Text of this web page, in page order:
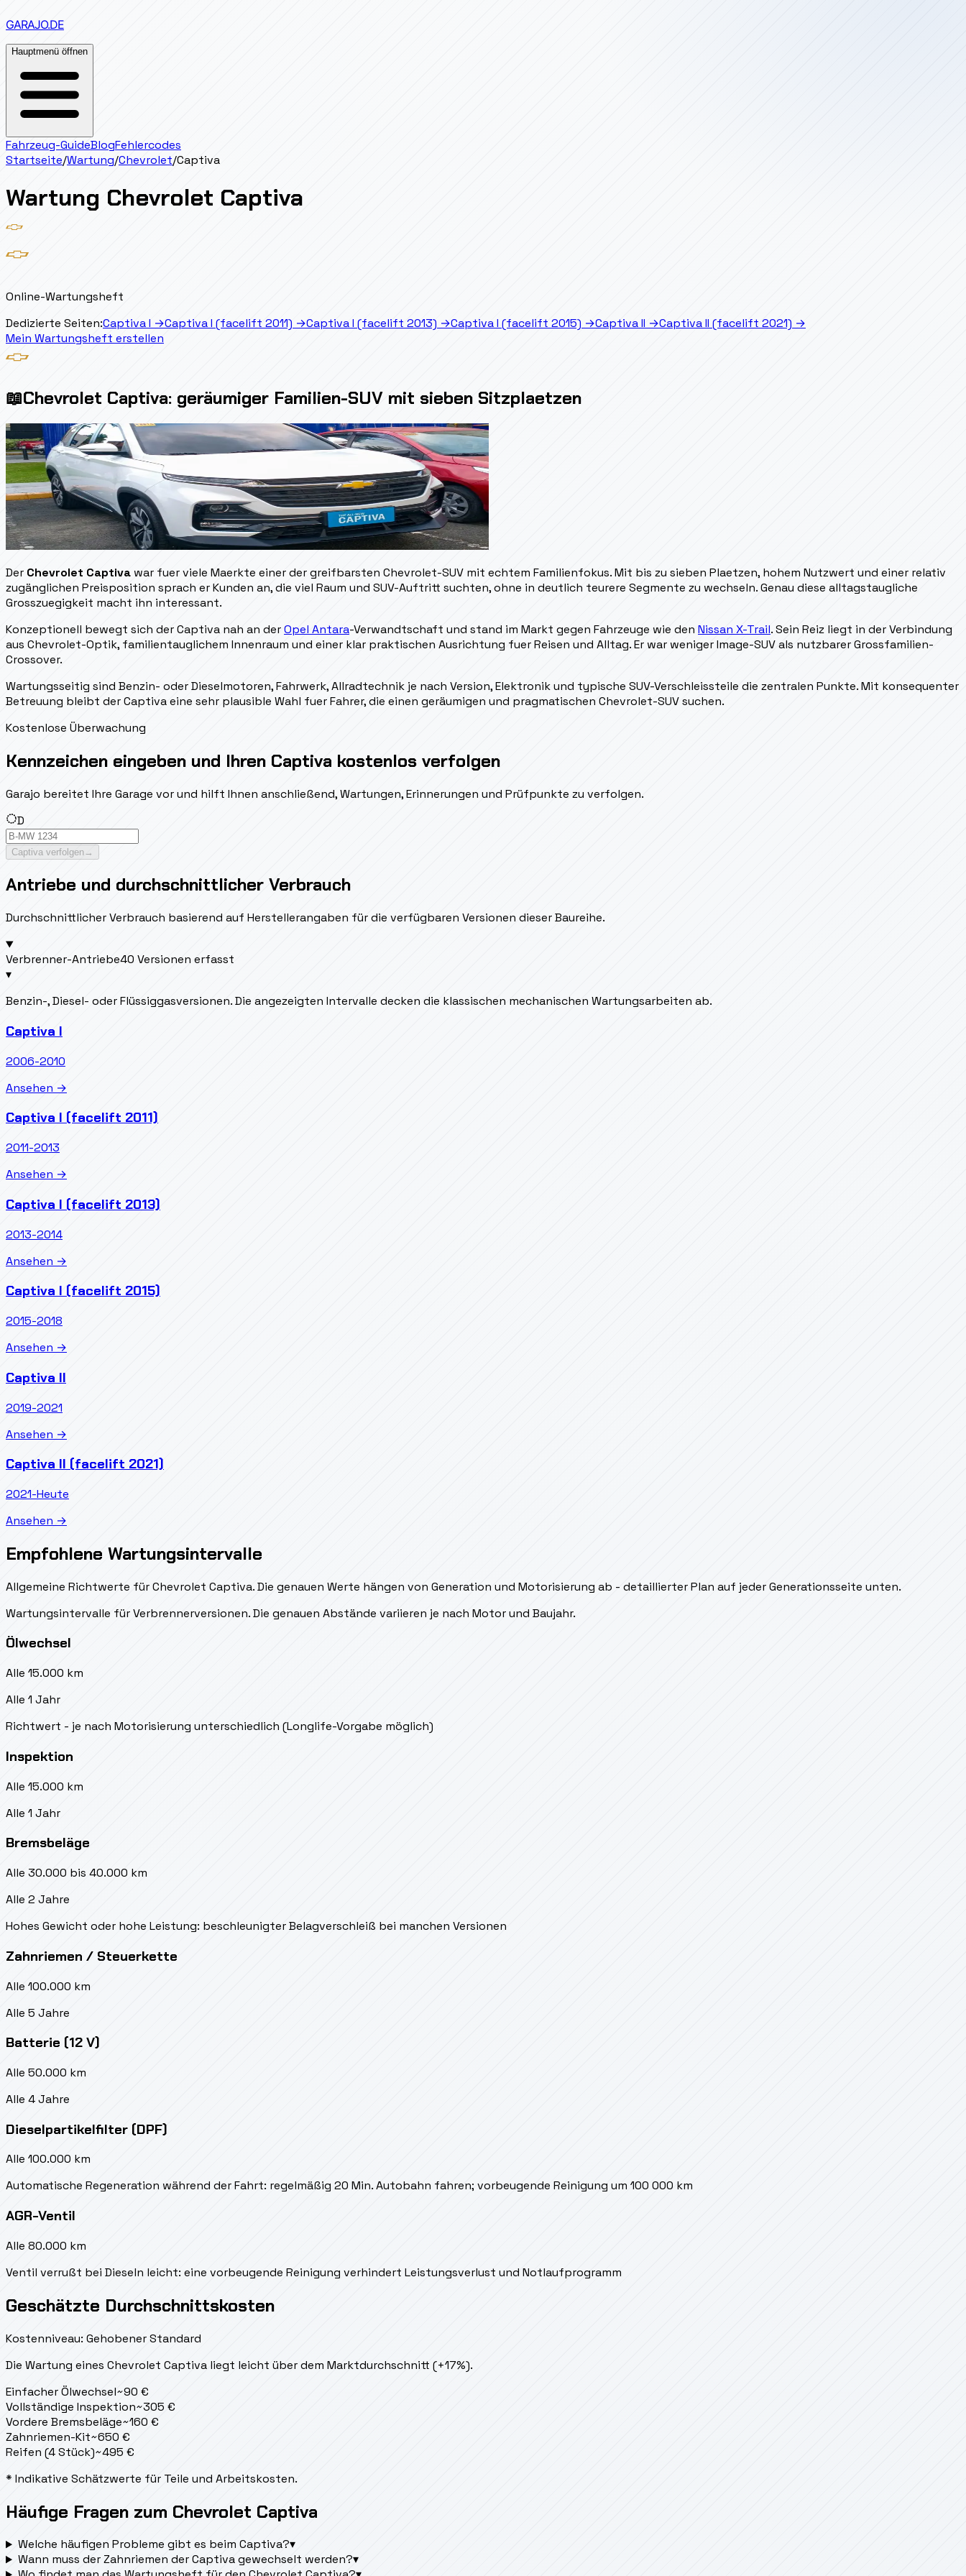
GARAJO.DE
Hauptmenü öffnen
Fahrzeug-GuideBlogFehlercodes
Startseite/Wartung/Chevrolet/Captiva
Wartung Chevrolet Captiva
Online-Wartungsheft
Dedizierte Seiten:Captiva I →Captiva I (facelift 2011) →Captiva I (facelift 2013) →Captiva I (facelift 2015) →Captiva II →Captiva II (facelift 2021) →
Mein Wartungsheft erstellen
📖Chevrolet Captiva: geräumiger Familien-SUV mit sieben Sitzplaetzen
Der Chevrolet Captiva war fuer viele Maerkte einer der greifbarsten Chevrolet-SUV mit echtem Familienfokus. Mit bis zu sieben Plaetzen, hohem Nutzwert und einer relativ
zugänglichen Preisposition sprach er Kunden an, die viel Raum und SUV-Auftritt suchten, ohne in deutlich teurere Segmente zu wechseln. Genau diese alltagstaugliche
Grosszuegigkeit macht ihn interessant.
Konzeptionell bewegt sich der Captiva nah an derOpel Antara-Verwandtschaft und stand im Markt gegen Fahrzeuge wie den Nissan X-Trail. Sein Reiz liegt in der Verbindung
aus Chevrolet-Optik, familientauglichem Innenraum und einer klar praktischen Ausrichtung fuer Reisen und Alltag. Er war weniger Image-SUV als nutzbarer Grossfamilien-
Crossover.
Wartungsseitig sind Benzin- oder Dieselmotoren, Fahrwerk, Allradtechnik je nach Version, Elektronik und typische SUV-Verschleissteile die zentralen Punkte. Mit konsequenter
Betreuung bleibt der Captiva eine sehr plausible Wahl fuer Fahrer, die einen geräumigen und pragmatischen Chevrolet-SUV suchen.
Kostenlose Überwachung
Kennzeichen eingeben und Ihren Captiva kostenlos verfolgen
Garajo bereitet Ihre Garage vor und hilft Ihnen anschließend, Wartungen, Erinnerungen und Prüfpunkte zu verfolgen.
D
Captiva verfolgen→
Antriebe und durchschnittlicher Verbrauch
Durchschnittlicher Verbrauch basierend auf Herstellerangaben für die verfügbaren Versionen dieser Baureihe.
Verbrenner-Antriebe40 Versionen erfasst
▾
Benzin-, Diesel- oder Flüssiggasversionen. Die angezeigten Intervalle decken die klassischen mechanischen Wartungsarbeiten ab.
Captiva I
2006-2010
Ansehen →
Captiva I (facelift 2011)
2011-2013
Ansehen →
Captiva I (facelift 2013)
2013-2014
Ansehen →
Captiva I (facelift 2015)
2015-2018
Ansehen →
Captiva II
2019-2021
Ansehen →
Captiva II (facelift 2021)
2021-Heute
Ansehen →
Empfohlene Wartungsintervalle
Allgemeine Richtwerte für Chevrolet Captiva. Die genauen Werte hängen von Generation und Motorisierung ab - detaillierter Plan auf jeder Generationsseite unten.
Wartungsintervalle für Verbrennerversionen. Die genauen Abstände variieren je nach Motor und Baujahr.
Ölwechsel
Alle 15.000 km
Alle 1 Jahr
Richtwert - je nach Motorisierung unterschiedlich (Longlife-Vorgabe möglich)
Inspektion
Alle 15.000 km
Alle 1 Jahr
Bremsbeläge
Alle 30.000 bis 40.000 km
Alle 2 Jahre
Hohes Gewicht oder hohe Leistung: beschleunigter Belagverschleiß bei manchen Versionen
Zahnriemen / Steuerkette
Alle 100.000 km
Alle 5 Jahre
Batterie (12 V)
Alle 50.000 km
Alle 4 Jahre
Dieselpartikelfilter (DPF)
Alle 100.000 km
Automatische Regeneration während der Fahrt: regelmäßig 20 Min. Autobahn fahren; vorbeugende Reinigung um 100 000 km
AGR-Ventil
Alle 80.000 km
Ventil verrußt bei Dieseln leicht: eine vorbeugende Reinigung verhindert Leistungsverlust und Notlaufprogramm
Geschätzte Durchschnittskosten
Kostenniveau: Gehobener Standard
Die Wartung eines Chevrolet Captiva liegt leicht über dem Marktdurchschnitt (+17%).
Einfacher Ölwechsel~90 €
Vollständige Inspektion~305 €
Vordere Bremsbeläge~160 €
Zahnriemen-Kit~650 €
Reifen (4 Stück)~495 €
* Indikative Schätzwerte für Teile und Arbeitskosten.
Häufige Fragen zum Chevrolet Captiva
Welche häufigen Probleme gibt es beim Captiva?▾
Wann muss der Zahnriemen der Captiva gewechselt werden?▾